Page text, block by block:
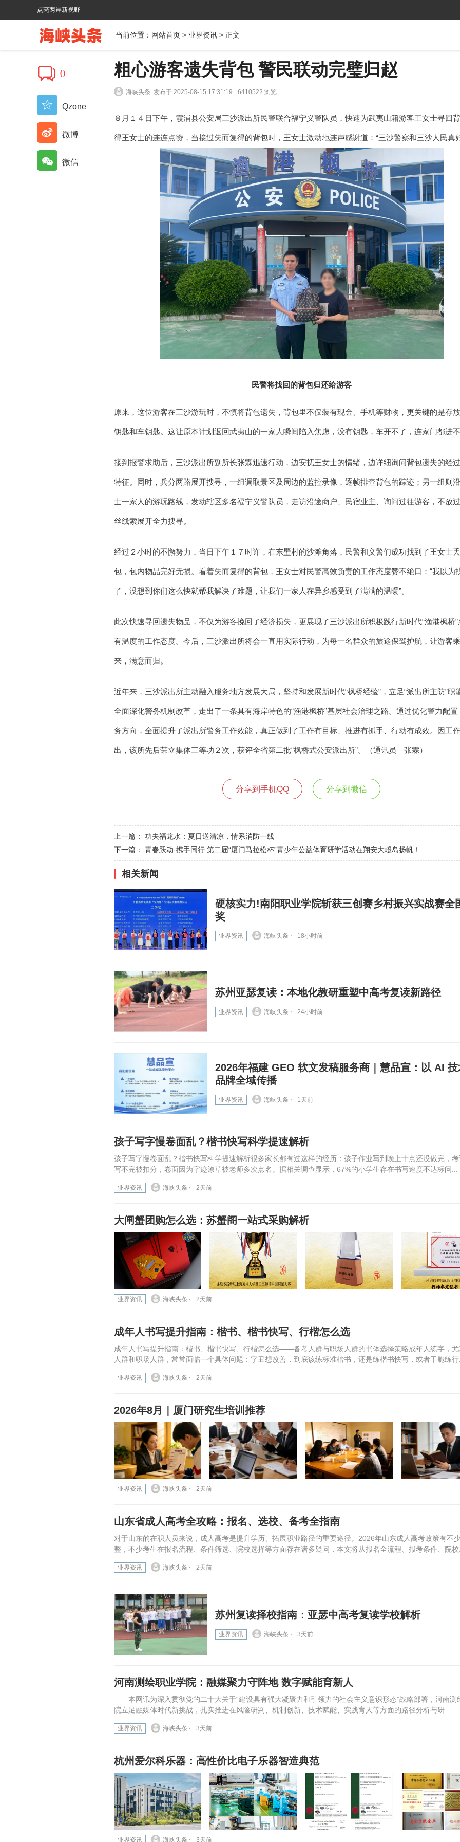
点亮两岸新视野
当前位置： 网站首页 > 业界资讯 > 正文
粗心游客遗失背包 警民联动完璧归赵
海峡头条 .发布于 2025-08-15 17:31:19 6410522 浏览
８月１４日下午，霞浦县公安局三沙派出所民警联合福宁义警队员，快速为武夷山籍游客王女士寻回
得王女士的连连点赞，当接过失而复得的背包时，王女士激动地连声感谢道：“三沙警察和三沙人民真
民警将找回的背包归还给游客
原来，这位游客在三沙游玩时，不慎将背包遗失，背包里不仅装有现金、手机等财物，更关键的是存
钥匙和车钥匙。这让原本计划返回武夷山的一家人瞬间陷入焦虑，没有钥匙，车开不了，连家门都进
接到报警求助后，三沙派出所副所长张霖迅速行动，边安抚王女士的情绪，边详细询问背包遗失的经
特征。同时，兵分两路展开搜寻，一组调取景区及周边的监控录像，逐帧排查背包的踪迹；另一组则
士一家人的游玩路线，发动辖区多名福宁义警队员，走访沿途商户、民宿业主、询问过往游客，不放
丝线索展开全力搜寻。
经过２小时的不懈努力，当日下午１７时许，在东壁村的沙滩角落，民警和义警们成功找到了王女士
包，包内物品完好无损。看着失而复得的背包，王女士对民警高效负责的工作态度赞不绝口：“我以为
了，没想到你们这么快就帮我解决了难题，让我们一家人在异乡感受到了满满的温暖”。
此次快速寻回遗失物品，不仅为游客挽回了经济损失，更展现了三沙派出所积极践行新时代“渔港枫桥
有温度的工作态度。今后，三沙派出所将会一直用实际行动，为每一名群众的旅途保驾护航，让游客
来，满意而归。
近年来，三沙派出所主动融入服务地方发展大局，坚持和发展新时代“枫桥经验”，立足“派出所主防”职
全面深化警务机制改革，走出了一条具有海岸特色的“渔港枫桥”基层社会治理之路。通过优化警力配
务方向，全面提升了派出所警务工作效能，真正做到了工作有目标、推进有抓手、行动有成效。因工
出，该所先后荣立集体三等功２次，获评全省第二批“枫桥式公安派出所”。（通讯员 张霖）
分享到手机QQ 分享到微信
上一篇： 功夫福龙水：夏日送清凉，情系消防一线
下一篇： 青春跃动·携手同行 第二届“厦门马拉松杯”青少年公益体育研学活动在翔安大嶝岛扬帆！
相关新闻
硬核实力!南阳职业学院斩获三创赛乡村振兴实战赛全
奖
业界资讯 海峡头条 ⋅ 18小时前
苏州亚瑟复读：本地化教研重塑中高考复读新路径
业界资讯 海峡头条 ⋅ 24小时前
2026年福建 GEO 软文发稿服务商｜慧品宣：以 AI
品牌全域传播
业界资讯 海峡头条 ⋅ 1天前
孩子写字慢卷面乱？楷书快写科学提速解析
孩子写字慢卷面乱？楷书快写科学提速解析很多家长都有过这样的经历：孩子作业写到晚上十点还没做完，
写不完被扣分，卷面因为字迹潦草被老师多次点名。据相关调查显示，67%的小学生存在书写速度不达标问...
业界资讯 海峡头条 ⋅ 2天前
大闸蟹团购怎么选：苏蟹阁一站式采购解析
业界资讯 海峡头条 ⋅ 2天前
成年人书写提升指南：楷书、楷书快写、行楷怎么选
成年人书写提升指南：楷书、楷书快写、行楷怎么选——备考人群与职场人群的书体选择策略成年人练字，
人群和职场人群，常常面临一个具体问题：字丑想改善，到底该练标准楷书，还是练楷书快写，或者干脆练
业界资讯 海峡头条 ⋅ 2天前
2026年8月｜厦门研究生培训推荐
业界资讯 海峡头条 ⋅ 2天前
山东省成人高考全攻略：报名、选校、备考全指南
对于山东的在职人员来说，成人高考是提升学历、拓展职业路径的重要途径。2026年山东成人高考政策有不
整，不少考生在报名流程、条件筛选、院校选择等方面存在诸多疑问，本文将从报名全流程、报考条件、院
业界资讯 海峡头条 ⋅ 2天前
苏州复读择校指南：亚瑟中高考复读学校解析
业界资讯 海峡头条 ⋅ 3天前
河南测绘职业学院：融媒聚力守阵地 数字赋能育新人
本网讯为深入贯彻党的二十大关于“建设具有强大凝聚力和引领力的社会主义意识形态”战略部署，河南测
院立足融媒体时代新挑战，扎实推进在风险研判、机制创新、技术赋能、实践育人等方面的路径分析与研...
业界资讯 海峡头条 ⋅ 3天前
杭州爱尔科乐器：高性价比电子乐器智造典范
业界资讯 海峡头条 ⋅ 3天前
0
Qzone
微博
微信